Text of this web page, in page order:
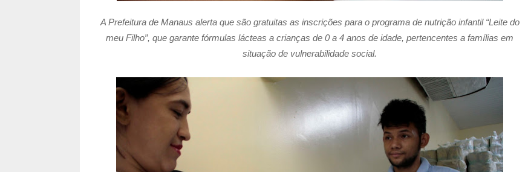
A Prefeitura de Manaus alerta que são gratuitas as inscrições para o programa de nutrição infantil “Leite do
meu Filho”, que garante fórmulas lácteas a crianças de 0 a 4 anos de idade, pertencentes a famílias em
situação de vulnerabilidade social.